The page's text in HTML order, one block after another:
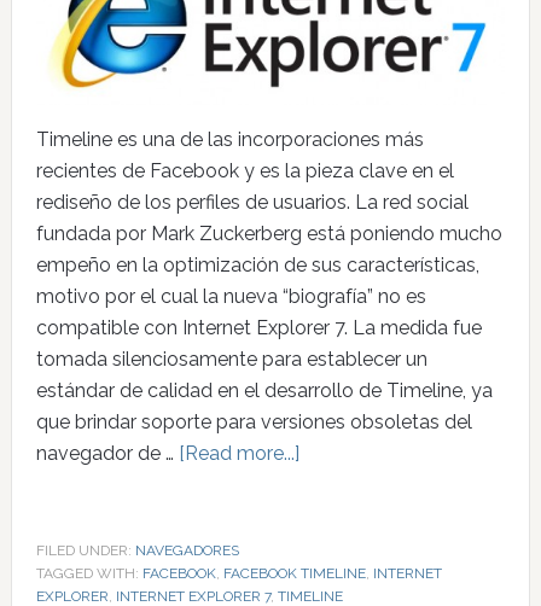
Timeline es una de las incorporaciones más
recientes de Facebook y es la pieza clave en el
rediseño de los perfiles de usuarios. La red social
fundada por Mark Zuckerberg está poniendo mucho
empeño en la optimización de sus características,
motivo por el cual la nueva “biografía” no es
compatible con Internet Explorer 7. La medida fue
tomada silenciosamente para establecer un
estándar de calidad en el desarrollo de Timeline, ya
que brindar soporte para versiones obsoletas del
navegador de … [Read more...]
FILED UNDER: NAVEGADORES
TAGGED WITH: FACEBOOK, FACEBOOK TIMELINE, INTERNET
EXPLORER, INTERNET EXPLORER 7, TIMELINE